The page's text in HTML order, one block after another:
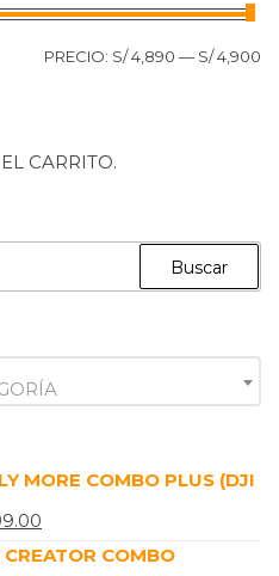
PRECIO: S/ 4,890 — S/ 4,900
CARRITO.
Buscar
MORE COMBO PLUS (DJI
PRECIOCOMBO